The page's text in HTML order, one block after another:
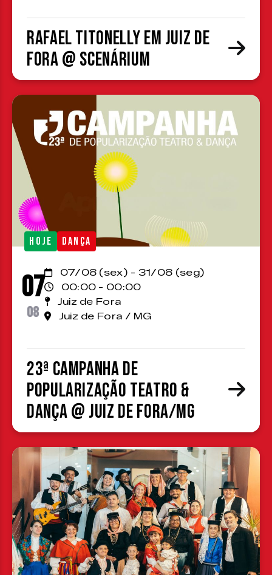
Rafael Titonelly em Juiz de
Fora @ Scenárium
HOJE DANÇA
07
08
07/08 (sex) - 31/08 (seg)
00:00 - 00:00
Juiz de Fora
Juiz de Fora / MG
23ª Campanha de
Popularização Teatro &
Dança @ Juiz de Fora/MG